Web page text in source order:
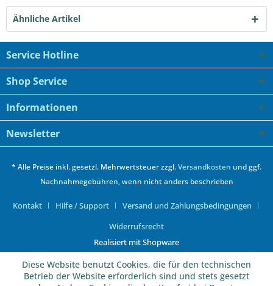
Ähnliche Artikel
Service Hotline
Shop Service
Informationen
Newsletter
* Alle Preise inkl. gesetzl. Mehrwertsteuer zzgl.Versandkosten und ggf.
Nachnahmegebühren, wenn nicht anders beschrieben
Kontakt Hilfe / Support
Versand und Zahlungsbedingungen
Widerrufsrecht
Realisiert mit Shopware
Diese Website benutzt Cookies, die für den technischen
Betrieb der Website erforderlich sind und stets gesetzt